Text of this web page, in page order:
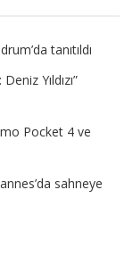
tanıtıldı
Yıldızı”
Pocket 4 ve
sahneye